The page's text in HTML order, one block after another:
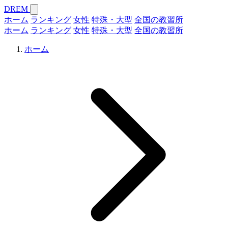
DREM
ホーム ランキング 女性 特殊・大型 全国の教習所
ホーム ランキング 女性 特殊・大型 全国の教習所
ホーム